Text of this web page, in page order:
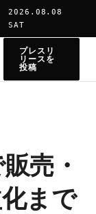
2026.08.08
SAT
プレスリ
リースを
投稿
売・
まで